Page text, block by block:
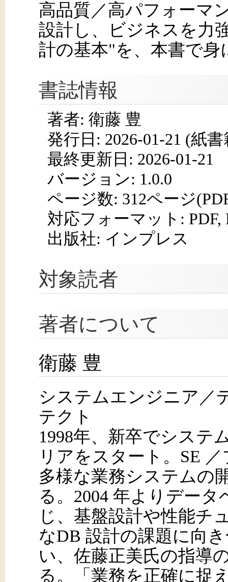
高品質／高パフォーマ
設計し、ビジネスを力
計の基本"を、本書で
書誌情報
著者: 衛藤 豊
発行日: 2026-01-21 (紙書
最終更新日: 2026-01-21
バージョン: 1.0.0
ページ数: 312ページ
対応フォーマット: PDF,
出版社: インプレス
対象読者
著者について
衛藤 豊
システムエンジニア／
テクト
1998年、新卒でシステ
リアをスタート。SE
多様な業務システムの
る。2004 年よりデータ
じ、基盤設計や性能チ
なDB 設計の課題に向
い、佐藤正美氏の指導
る。「業務を正確に捉